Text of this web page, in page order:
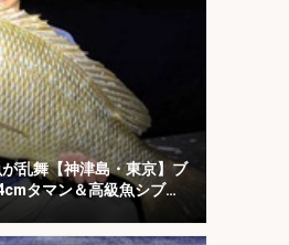
乱舞【神津島・東京】ブ
タマン＆高級魚シブダ